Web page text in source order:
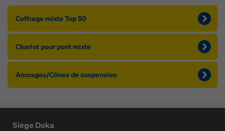
Cof­f­rage mixte Top 50
Cha­riot pour pont mixte
An­c­rages/Cônes de sus­pen­sion
Siège Doka